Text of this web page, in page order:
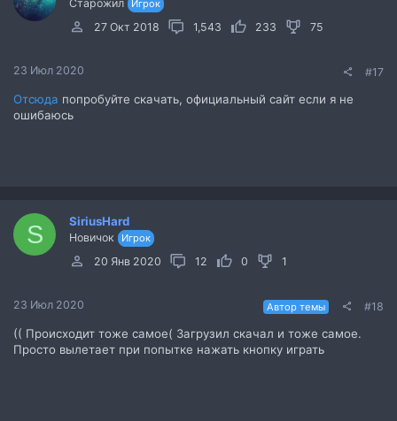
Старожил Игрок
27 Окт 2018 1,543 233 75
23 Июл 2020 #17
Отсюда попробуйте скачать, официальный сайт если я не
ошибаюсь
S SiriusHard
Новичок Игрок
20 Янв 2020 12 0 1
23 Июл 2020 Автор темы #18
(( Происходит тоже самое( Загрузил скачал и тоже самое.
Просто вылетает при попытке нажать кнопку играть